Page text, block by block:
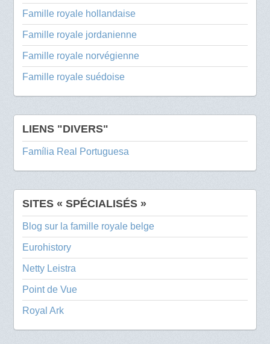
Famille royale hollandaise
Famille royale jordanienne
Famille royale norvégienne
Famille royale suédoise
LIENS "DIVERS"
Família Real Portuguesa
SITES « SPÉCIALISÉS »
Blog sur la famille royale belge
Eurohistory
Netty Leistra
Point de Vue
Royal Ark